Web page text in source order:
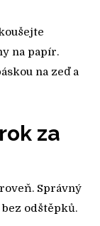
na papír.
na zeď a
za
Správný
odštěpků.